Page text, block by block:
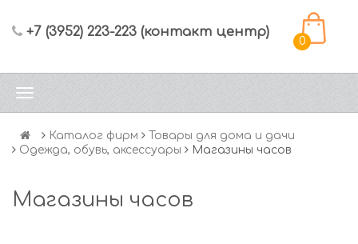
+7 (3952) 223-223 (контакт центр)
0
Каталог фирм
Товары для дома и дачи
Одежда, обувь, аксессуары
Магазины часов
Магазины часов